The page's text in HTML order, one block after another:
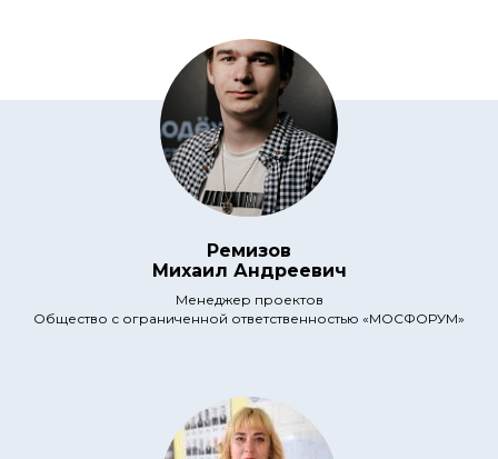
Ремизов
Михаил Андреевич
Менеджер проектов
Общество с ограниченной ответственностью «МОСФОРУМ»